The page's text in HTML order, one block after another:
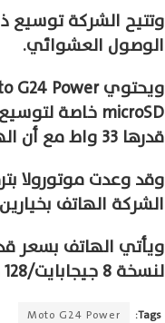
وتتيح الشركة توسيع
الوصول العشوائي.
قدرها 33 واط مع أن الهاتف لا يدعم سوى الشحن بقوة قدرها 30 واط.
وقد وعدت موتورولا
الشركة الهاتف
لنسخة 8 جيجابايت/128 جيجابايت.
Tags:
Moto G24 Power